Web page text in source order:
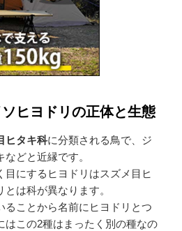
ヒヨドリの正体と生態
ヒタキ科に分類される鳥で、ジ
どと近縁です。
目にするヒヨドリはスズメ目ヒ
は科が異なります。
ることから名前にヒヨドリとつ
はこの2種はまったく別の種なの